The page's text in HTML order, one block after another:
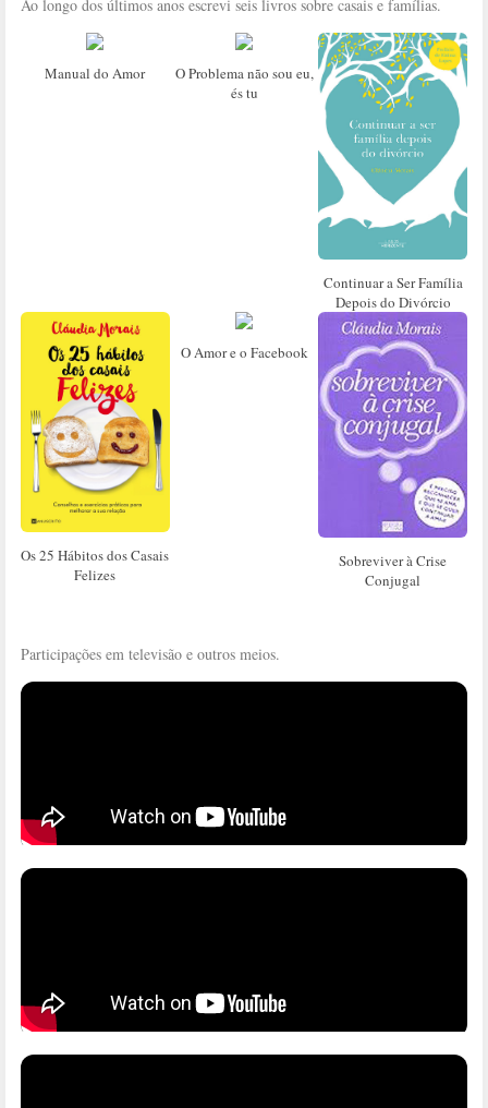
Ao longo dos últimos anos escrevi seis livros sobre casais e famílias.
Manual do Amor
O Problema não sou eu,
és tu
Continuar a Ser Família
Depois do Divórcio
Os 25 Hábitos dos Casais
Felizes
O Amor e o Facebook
Sobreviver à Crise
Conjugal
Participações em televisão e outros meios.